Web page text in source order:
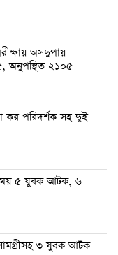
অসদুপায়
অনুপস্থিত ২১০৫
কর পরিদর্শক সহ দুই
সময় ৫ যুবক আটক, ৬
৩ যুবক আটক